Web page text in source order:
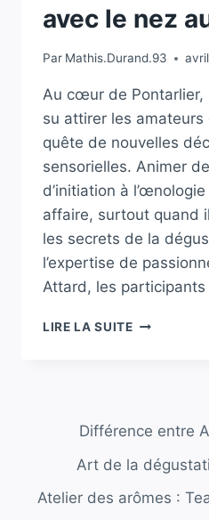
avec le nez
Par Mathis.Durand.93
Au cœur de Pontarlier,
su attirer les amateurs
quête de nouvelles
sensorielles. Animer
d’initiation à
affaire, surtout quand
les secrets de la
l’expertise de
Attard, les
LIRE LA SUITEPONTARLIER
À
DÉGUSTER
Différence entre
Art de la
Atelier des arômes :